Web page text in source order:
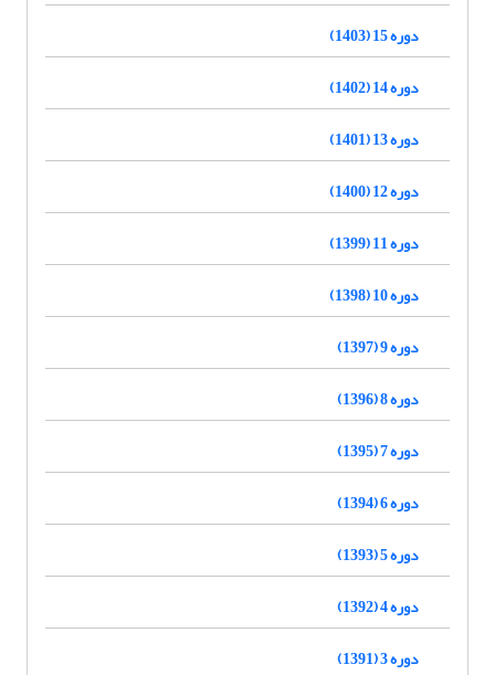
دوره 15 (1403)
دوره 14 (1402)
دوره 13 (1401)
دوره 12 (1400)
دوره 11 (1399)
دوره 10 (1398)
دوره 9 (1397)
دوره 8 (1396)
دوره 7 (1395)
دوره 6 (1394)
دوره 5 (1393)
دوره 4 (1392)
دوره 3 (1391)